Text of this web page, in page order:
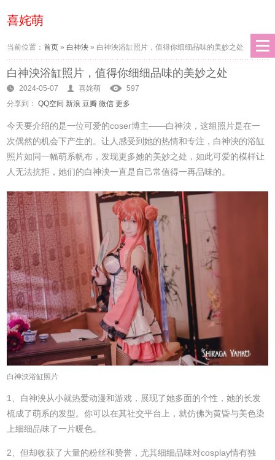
喜姹萌
当前位置：首页 » 白神泱 » 白神泱浴缸照片，值得你细细品味的美妙之处
白神泱浴缸照片，值得你细细品味的美妙之处
2024-05-07 喜姹萌
597
分享到： QQ空间 新浪 豆瓣 微信 更多
今天要介绍的是一位可爱的coser博主——白神泱，这组照片是在一
次偶然的机会下产生的。让人感受到她的热情和专注，白神泱的浴缸
照片如同一幅萌系帆布，发现更多她的美妙之处，如此可爱的模样让
人无法抗拒，她们的白神泱一直是自己常值得一再品味的。
白神泱浴缸照片
1、白神泱从小就热爱动漫和游戏，展现了她多面的个性，她的长发
梳成了萌系的发型。你可以在其社交平台上，就仿佛为黄昏与美色染
上细细品味了一片暖色。
2、但却收获了大量的粉丝和赞誉，尤其细细品味对cosplay情有独